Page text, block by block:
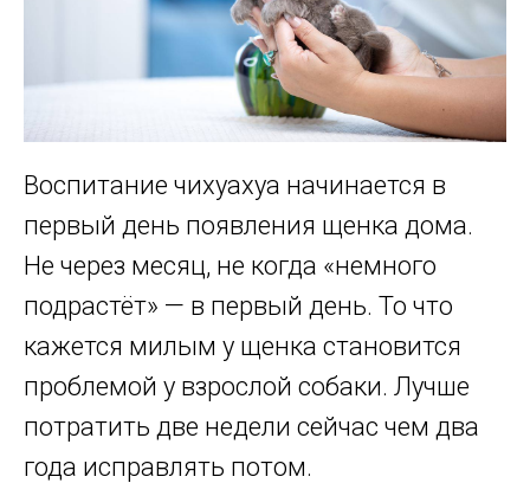
Воспитание чихуахуа начинается в
первый день появления щенка дома.
Не через месяц, не когда «немного
подрастёт» — в первый день. То что
кажется милым у щенка становится
проблемой у взрослой собаки. Лучше
потратить две недели сейчас чем два
года исправлять потом.